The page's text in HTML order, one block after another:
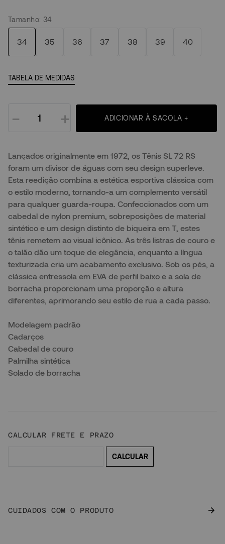
Tamanho: 34
34 35 36 37 38 39 40
TABELA DE MEDIDAS
＋
－ ADICIONAR À SACOLA +
Lançados originalmente em 1972, os Tênis SL 72 RS
foram um divisor de águas com seu design superleve.
Esta reedição combina a estética esportiva clássica com
o estilo moderno, tornando-a um complemento versátil
para qualquer guarda-roupa. Confeccionados com um
cabedal de nylon premium, sobreposições de material
sintético e um design distinto de biqueira em T, estes
tênis remetem ao visual icônico. As três listras de couro e
o talão dão um toque de elegância, enquanto a língua
texturizada cria um acabamento exclusivo. Sob os pés, a
clássica entressola em EVA de perfil baixo e a sola de
borracha proporcionam uma proporção e altura
diferentes, aprimorando seu estilo de rua a cada passo.
Modelagem padrão
Cadarços
Cabedal de couro
Palmilha sintética
Solado de borracha
CUIDADOS COM O PRODUTO